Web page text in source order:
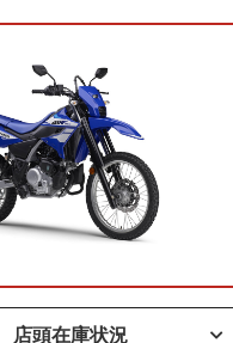
店頭在庫状況